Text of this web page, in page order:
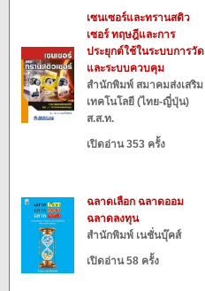
เซนเซอร์และทรานสดิว
เซอร์ ทฤษฎีและการ
ประยุกต์ใช้ในระบบการวัด
และระบบควบคุม
สำนักพิมพ์ สมาคมส่งเสริม
เทคโนโลยี (ไทย-ญี่ปุ่น)
ส.ส.ท.
เปิดอ่าน 353 ครั้ง
ฉลาดเลือก ฉลาดออม
ฉลาดลงทุน
สำนักพิมพ์ เนชั่นบุ๊คส์
เปิดอ่าน 58 ครั้ง